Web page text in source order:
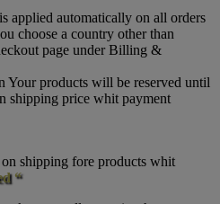
is applied automatically on all orders
choose a country other than
page under Billing &
Your products will be reserved until
shipping price whit payment
shipping fore products whit
“